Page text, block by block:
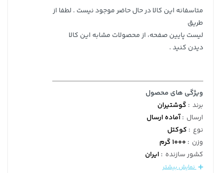
متاسفانه این کالا در حال حاضر موجود نیست . لطفا از
طریق
لیست پایین صفحه، از محصولات مشابه این کالا
دیدن کنید .
ویژگی های محصول
برند : گوشتیران
ارسال :آماده ارسال
نوع : کوکتل
وزن : 1000 گرم
کشور سازنده : ایران
نمایش بیشتر